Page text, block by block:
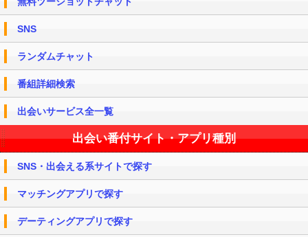
SNS
ランダムチャット
番組詳細検索
出会いサービス全一覧
出会い番付サイト・アプリ種別
SNS・出会える系サイトで探す
マッチングアプリで探す
デーティングアプリで探す